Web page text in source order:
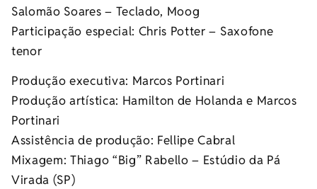
Salomão Soares – Teclado, Moog
Participação especial: Chris Potter – Saxofone
tenor
Produção executiva: Marcos Portinari
Produção artística: Hamilton de Holanda e Marcos
Portinari
Assistência de produção: Fellipe Cabral
Mixagem: Thiago “Big” Rabello – Estúdio da Pá
Virada (SP)